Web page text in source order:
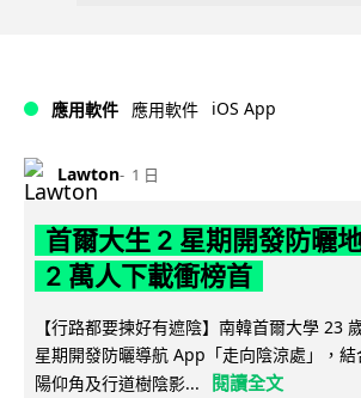
應用軟件 應用軟件 iOS App
Lawton 1 日
首爾大生 2 星期開發防曬
2 萬人下載衝榜首
【行路都要揀好有遮陰】南韓首爾大學 23
星期開發防曬導航 App「走向陰涼處」，
陽仰角及行道樹陰影...
閱讀全文